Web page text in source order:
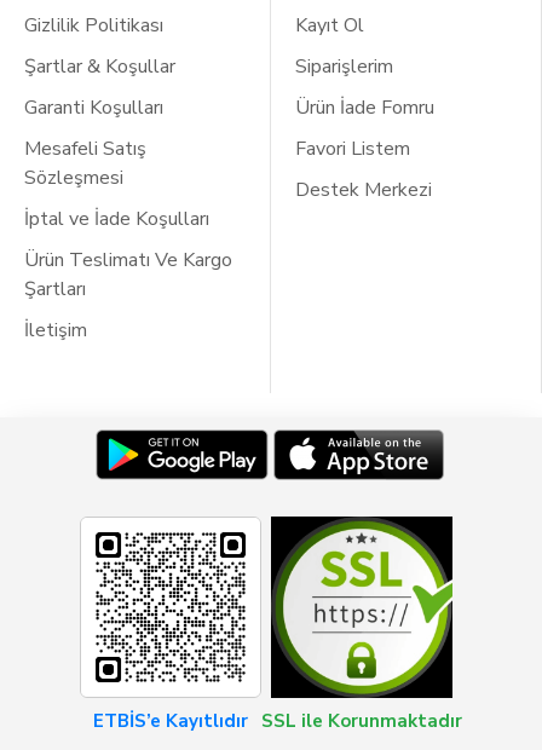
Gizlilik Politikası
Şartlar & Koşullar
Garanti Koşulları
Mesafeli Satış
Sözleşmesi
İptal ve İade Koşulları
Ürün Teslimatı Ve Kargo
Şartları
İletişim
Kayıt Ol
Siparişlerim
Ürün İade Fomru
Favori Listem
Destek Merkezi
ETBİS’e Kayıtlıdır SSL ile Korunmaktadır